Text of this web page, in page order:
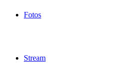
Fotos
Stream
Mittwoch -
Freitag - Gebet und
Freitag - Jugendtreff
Sonntag -